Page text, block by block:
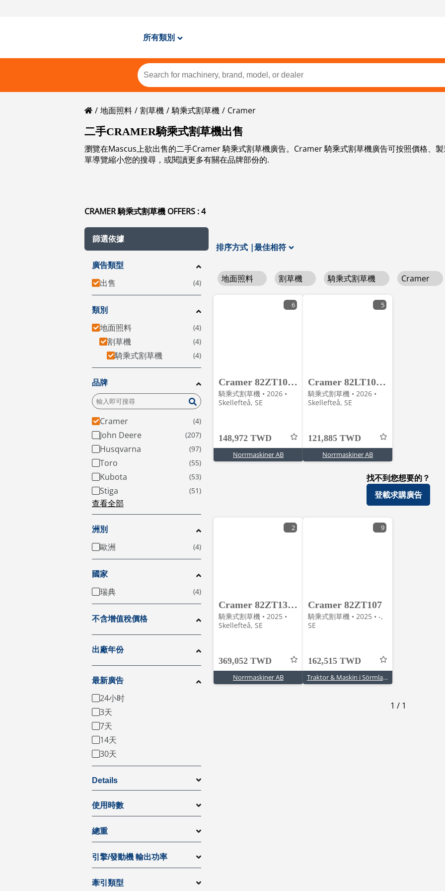
所有類別
地面照料 割草機 騎乘式割草機 Cramer
二手CRAMER騎乘式割草機出售
瀏覽在Mascus上欲出售的二手Cramer 騎乘式割草機廣告。Cramer 騎乘式割草機廣告可按照價格、
單導覽縮小您的搜尋，或閱讀更多有關在品牌部份的.
CRAMER 騎乘式割草機 OFFERS : 4
篩選依據
廣告類型
出售
類別
地面照料
割草機
騎乘式割草機
品牌
Cramer
John Deere
Husqvarna
Toro
Kubota
Stiga
查看全部
洲別
歐洲
國家
瑞典
不含增值稅價格
出廠年份
最新廣告
24小时
3天
7天
14天
30天
Details
使用時數
總重
引擎/發動機 輸出功率
牽引類型
排序方式 |最佳相符
地面照料 割草機 騎乘式割草機 Cramer
6
Cramer 82ZT107 Zeroturn
騎乘式割草機 • 2026 •
Skellefteå, SE
148,972 TWD
Norrmaskiner AB
5
Cramer 82LT107 Åkgräsklippare
騎乘式割草機 • 2026 •
Skellefteå, SE
121,885 TWD
Norrmaskiner AB
找不到您想要的？
登載求購廣告
2
Cramer 82ZT132 Zero Turn
騎乘式割草機 • 2025 •
Skellefteå, SE
369,052 TWD
Norrmaskiner AB
9
Cramer 82ZT107
騎乘式割草機 • 2025 • -,
SE
162,515 TWD
Traktor & Maskin i Sörmland AB
1 / 1